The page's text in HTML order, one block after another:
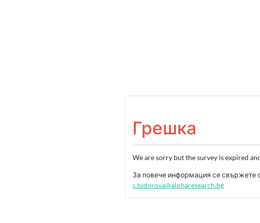
Грешка
We are sorry but the survey is expired
За повече информация се свържете
s.todorova@alpharesearch.bg